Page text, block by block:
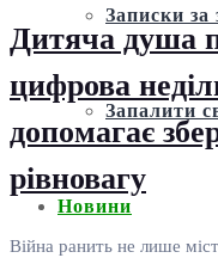
Записки за
Запалити
Новини
Дитяча душа
цифрова
допомагає
рівновагу
Війна ранить не лише